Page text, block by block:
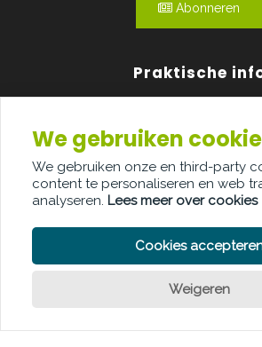
Abonneren
Praktische
Over ons
Adverteren
Contact
We gebruiken
We gebruiken onze en third-party
content te personaliseren en web
analyseren. Lees meer over cookies
Cookies
Weigeren